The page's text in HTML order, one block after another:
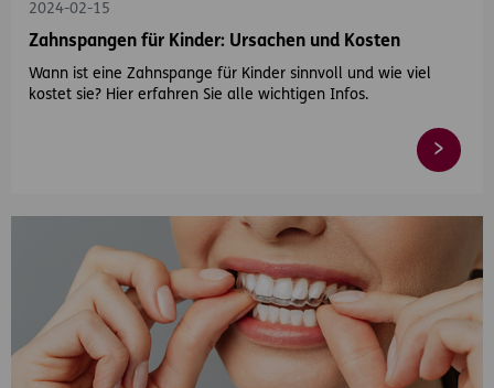
2024-02-15
Zahnspangen für Kinder: Ursachen und Kosten
Wann ist eine Zahnspange für Kinder sinnvoll und wie viel
kostet sie? Hier erfahren Sie alle wichtigen Infos.